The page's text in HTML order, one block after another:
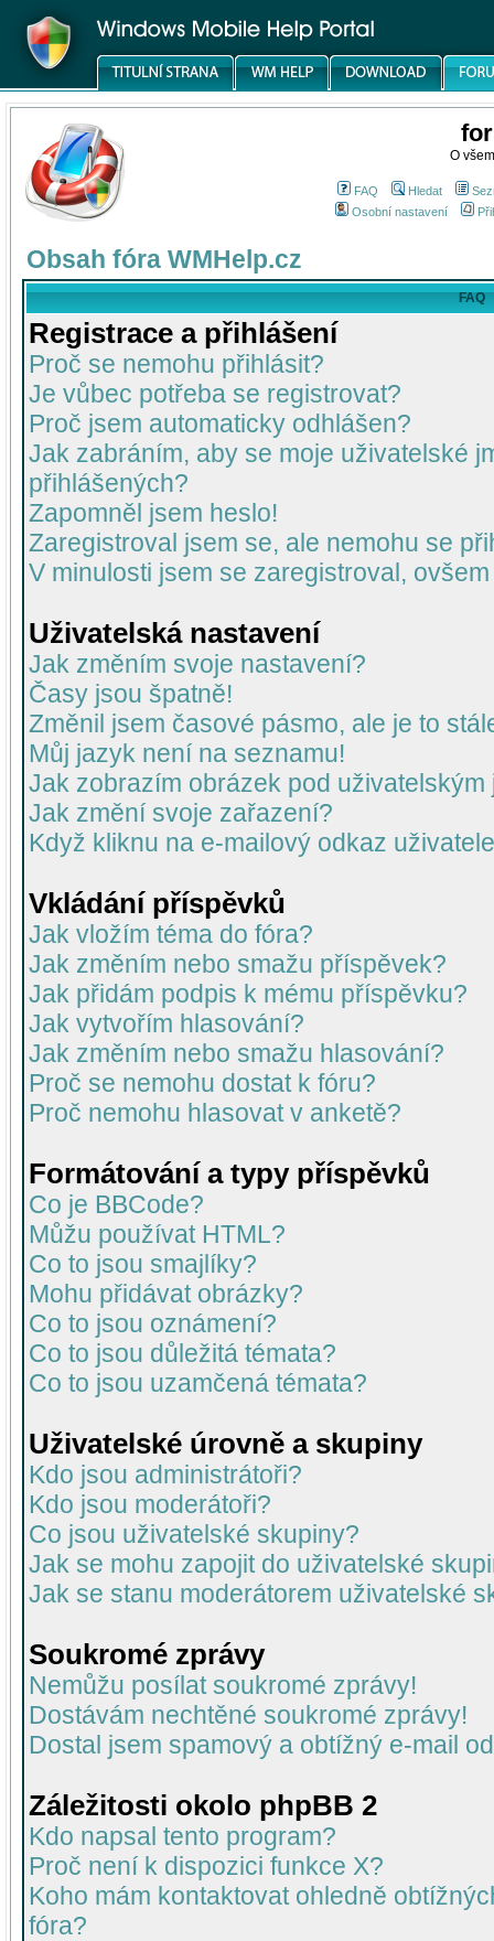
O
FAQ Hledat
Osobní nastavení
Obsah fóra WMHelp.cz
FAQ
Registrace a přihlášení
Proč se nemohu přihlásit?
Je vůbec potřeba se registrovat?
Proč jsem automaticky odhlášen?
Jak zabráním, aby se moje uživatelské
přihlášených?
Zapomněl jsem heslo!
Zaregistroval jsem se, ale nemohu se
V minulosti jsem se zaregistroval,
Uživatelská nastavení
Jak změním svoje nastavení?
Časy jsou špatně!
Změnil jsem časové pásmo, ale je to
Můj jazyk není na seznamu!
Jak zobrazím obrázek pod uživatelským
Jak změní svoje zařazení?
Když kliknu na e-mailový odkaz
Vkládání příspěvků
Jak vložím téma do fóra?
Jak změním nebo smažu příspěvek?
Jak přidám podpis k mému příspěvku?
Jak vytvořím hlasování?
Jak změním nebo smažu hlasování?
Proč se nemohu dostat k fóru?
Proč nemohu hlasovat v anketě?
Formátování a typy příspěvků
Co je BBCode?
Můžu používat HTML?
Co to jsou smajlíky?
Mohu přidávat obrázky?
Co to jsou oznámení?
Co to jsou důležitá témata?
Co to jsou uzamčená témata?
Uživatelské úrovně a skupiny
Kdo jsou administrátoři?
Kdo jsou moderátoři?
Co jsou uživatelské skupiny?
Jak se mohu zapojit do uživatelské
Jak se stanu moderátorem uživatelské
Soukromé zprávy
Nemůžu posílat soukromé zprávy!
Dostávám nechtěné soukromé zprávy!
Dostal jsem spamový a obtížný e-mail
Záležitosti okolo phpBB 2
Kdo napsal tento program?
Proč není k dispozici funkce X?
Koho mám kontaktovat ohledně
fóra?